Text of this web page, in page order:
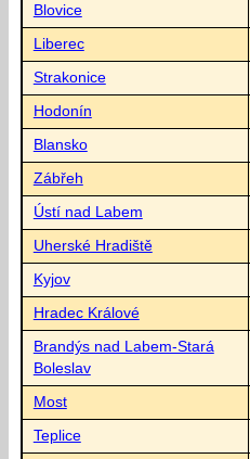
Blovice
Liberec
Strakonice
Hodonín
Blansko
Zábřeh
Ústí nad Labem
Uherské Hradiště
Kyjov
Hradec Králové
Brandýs nad Labem-Stará
Boleslav
Most
Teplice